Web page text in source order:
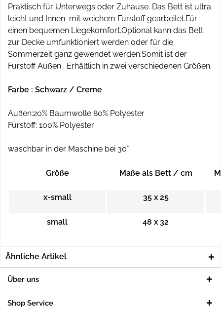
Praktisch für Unterwegs oder Zuhause. Das Bett ist ultra
leicht und Innen mit weichem Furstoff gearbeitet.Für
einen bequemen Liegekomfort.Optional kann das Bett
zur Decke umfunktioniert werden oder für die
Sommerzeit ganz gewendet werden.Somit ist der
Furstoff Außen . Erhältlich in zwei verschiedenen Größen.
Farbe : Schwarz / Creme
Außen:20% Baumwolle 80% Polyester
Furstoff: 100% Polyester
waschbar in der Maschine bei 30°
Größe Maße als Bett / cm
x-small 35 x 25
small 48 x 32
Ähnliche Artikel
Über uns
Shop Service